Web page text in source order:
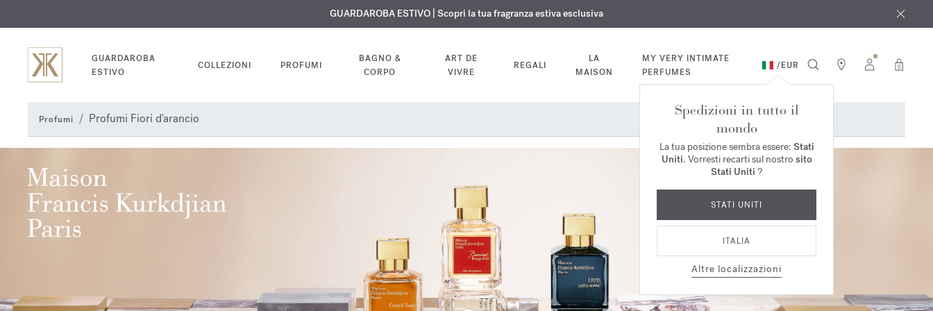
ESCLUSIVO | Scopri la nuova fragranza OUDvelvet moodnel tuo ordine*
INCISIONE GRATUITA | Su tutte le fragranze e gli oli per il corpo fino al 9 agosto
GUARDAROBA ESTIVO | Scopri la tua fragranza estiva esclusiva
GUARDAROBA
ESTIVO
COLLEZIONI PROFUMI
BAGNO &
CORPO
ART DE
VIVRE
REGALI
LA
MAISON
MY VERY INTIMATE
PERFUMES
/EUR 0
Spedizioni in tutto il
mondo
La tua posizione sembra essere: Stati
Uniti. Vorresti recarti sul nostro sito
Stati Uniti ?
STATI UNITI
ITALIA
Altre localizzazioni
Profumi Profumi Fiori d'arancio